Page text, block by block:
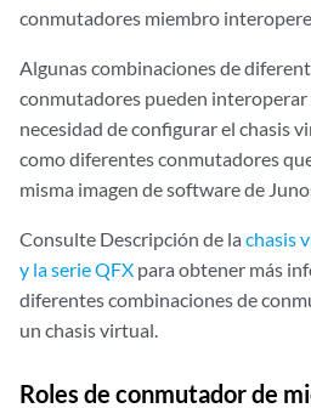
conmutadores miembro
Algunas combinaciones de
conmutadores pueden interoperar
necesidad de configurar el chasis
como diferentes conmutadores
misma imagen de software de
Consulte Descripción de la chasis
y la serie QFX para obtener más
diferentes combinaciones de
un chasis virtual.
Roles de conmutador de